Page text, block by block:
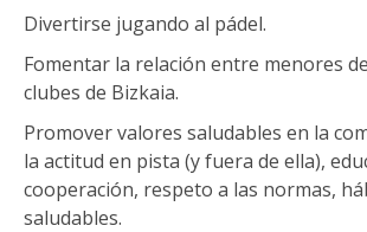
Divertirse jugando al pádel.
Fomentar la relación entre menores
clubes de Bizkaia.
Promover valores saludables en la
la actitud en pista (y fuera de ella),
cooperación, respeto a las normas,
saludables.